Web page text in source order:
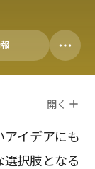
開く
イデアにも
択肢となる